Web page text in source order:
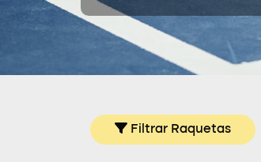
Filtrar Raquetas